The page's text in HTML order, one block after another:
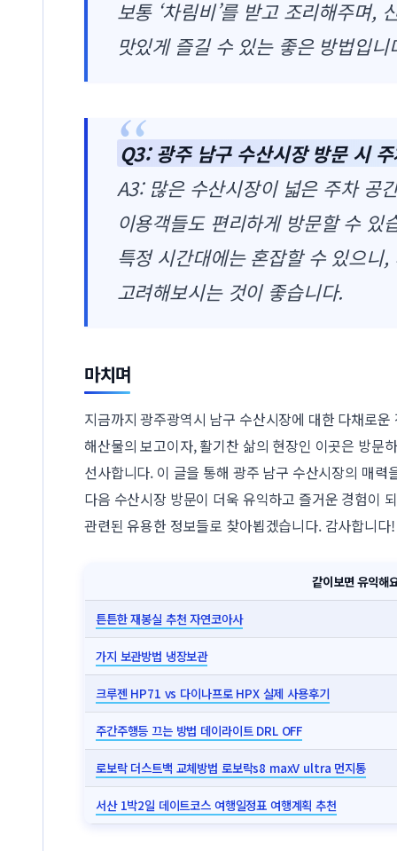
보통 ‘차림비’를 받고 조리해주며,
맛있게 즐길 수 있는 좋은 방법입니
Q3: 광주 남구 수산시장 방문 시
A3: 많은 수산시장이 넓은 주차 공
이용객들도 편리하게 방문할 수 있
특정 시간대에는 혼잡할 수 있으니
고려해보시는 것이 좋습니다.
마치며
지금까지 광주광역시 남구 수산시장에 대한 다채로
해산물의 보고이자, 활기찬 삶의 현장인 이곳은 방문
선사합니다. 이 글을 통해 광주 남구 수산시장의 매
다음 수산시장 방문이 더욱 유익하고 즐거운 경험이
관련된 유용한 정보들로 찾아뵙겠습니다. 감사합니다!
같이보면 유익해
튼튼한 재봉실 추천 자연코아사
가지 보관방법 냉장보관
크루젠 HP71 vs 다이나프로 HPX 실제 사용후기
주간주행등 끄는 방법 데이라이트 DRL OFF
로보락 더스트백 교체방법 로보락s8 maxV ultra 먼지통
서산 1박2일 데이트코스 여행일정표 여행계획 추천